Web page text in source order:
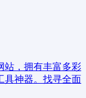
站，拥有丰富多彩
具神器。找寻全面